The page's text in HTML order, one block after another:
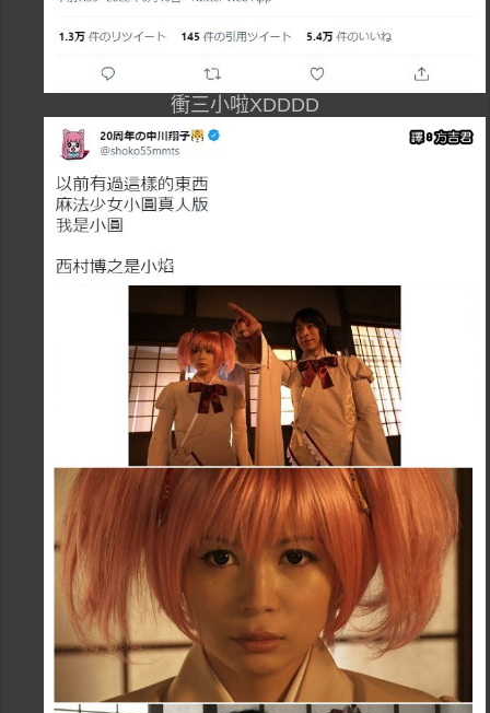
衝三小啦XDDDD